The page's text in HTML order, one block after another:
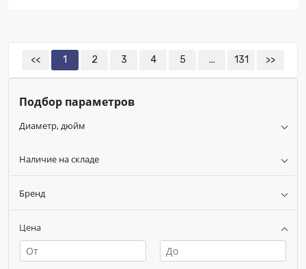
Подбор параметров
Цена
Бренд
Наличие на складе
Диаметр, дюйм
<< 1 2 3 4 5 ... 131 >>